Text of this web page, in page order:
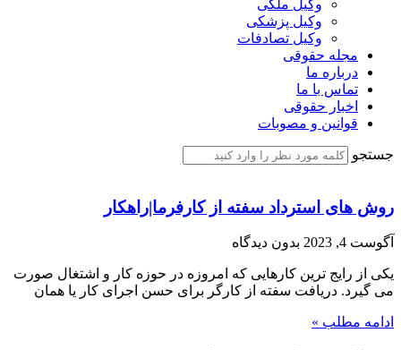
وکیل ملکی
وکیل پزشکی
وکیل تصادفات
مجله حقوقی
درباره ما
تماس با ما
اخبار حقوقی
قوانین و مصوبات
جستجو
روش های استرداد سفته از کارفرما|راهکار
آگوست 4, 2023 بدون دیدگاه
یکی از رایج ترین کارهایی که امروزه در حوزه کار و اشتغال صورت
می گیرد. دریافت سفته از کارگر برای حسن اجرای کار یا همان
ادامه مطلب »